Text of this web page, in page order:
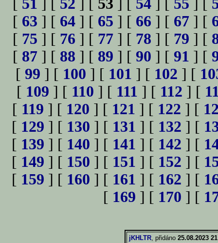
[ 51 ] [ 52 ] [ 53 ] [ 54 ] [ 55 ] [
[ 63 ] [ 64 ] [ 65 ] [ 66 ] [ 67 ] [
[ 75 ] [ 76 ] [ 77 ] [ 78 ] [ 79 ] [
[ 87 ] [ 88 ] [ 89 ] [ 90 ] [ 91 ] [
[ 99 ] [ 100 ] [ 101 ] [ 102 ] [
[ 109 ] [ 110 ] [ 111 ] [ 112 ] [
[ 119 ] [ 120 ] [ 121 ] [ 122 ] [
[ 129 ] [ 130 ] [ 131 ] [ 132 ] [
[ 139 ] [ 140 ] [ 141 ] [ 142 ] [
[ 149 ] [ 150 ] [ 151 ] [ 152 ] [
[ 159 ] [ 160 ] [ 161 ] [ 162 ] [
[ 169 ] [ 170 ] [
jKHLTR, přidáno 25.08.2023